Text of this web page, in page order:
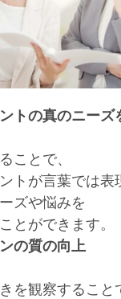
トの真のニーズ
ことで、
トが言葉では表
ズや悩みを
とができます。
の質の向上
を観察すること